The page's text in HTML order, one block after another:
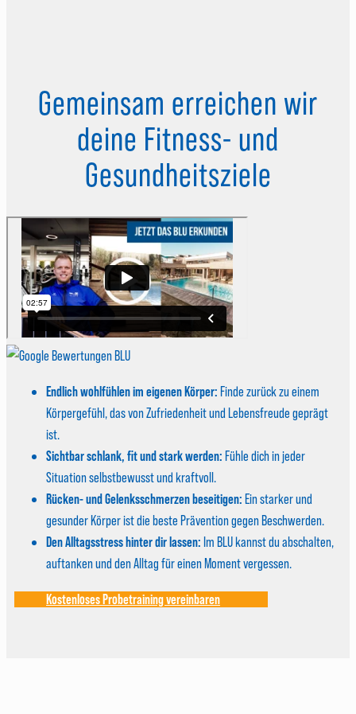
Gemeinsam erreichen wir
deine Fitness- und
Gesundheitsziele
Endlich wohlfühlen im eigenen Körper:Finde zurück zu einem
Körpergefühl, das von Zufriedenheit und Lebensfreude geprägt
ist.
Sichtbar schlank, fit und stark werden:Fühle dich in jeder
Situation selbstbewusst und kraftvoll.
Rücken- und Gelenksschmerzen beseitigen:Ein starker und
gesunder Körper ist die beste Prävention gegen Beschwerden.
Den Alltagsstress hinter dir lassen:Im BLU kannst du abschalten,
auftanken und den Alltag für einen Moment vergessen.
Kostenloses Probetraining vereinbaren